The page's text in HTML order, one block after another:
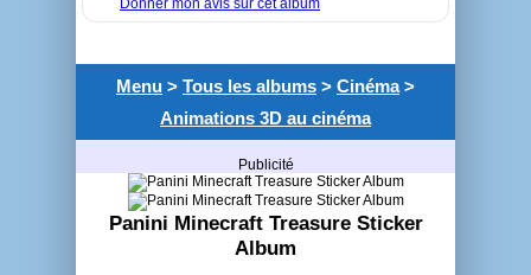
Menu > Tous les albums > Cinéma>
Animations 3D au cinéma
Publicité
Panini Minecraft Treasure Sticker
Album